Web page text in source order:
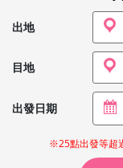
出地
目地
出發日期
※25點出發等超